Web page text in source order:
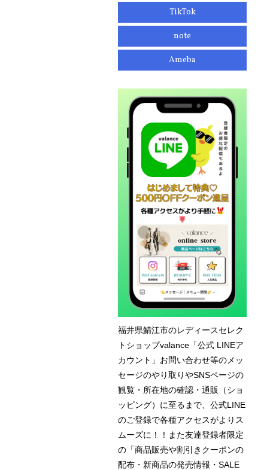
TikTok
note
Ameba
福井県鯖江市のレディースセレク
トショップvalance「公式 LINEア
カウント」お問い合わせ等のメッ
セージのやり取りやSNSページの
観覧・所在地の確認・通販（ショ
ッピング）に至るまで、公式LINE
のご登録で各種アクセスがよりス
ムーズに！！また友達登録者限定
の「商品販売や割引きクーポンの
配布・新商品の発売情報・SALE